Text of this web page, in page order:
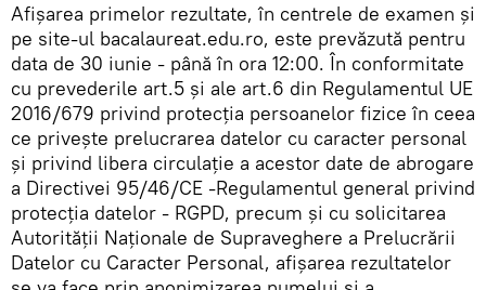
Afișarea primelor rezultate, în centrele de examen și
pe site-ul bacalaureat.edu.ro, este prevăzută pentru
data de 30 iunie - până în ora 12:00. În conformitate
cu prevederile art.5 și ale art.6 din Regulamentul UE
2016/679 privind protecția persoanelor fizice în ceea
ce privește prelucrarea datelor cu caracter personal
și privind libera circulație a acestor date de abrogare
a Directivei 95/46/CE -Regulamentul general privind
protecția datelor - RGPD, precum și cu solicitarea
Autorității Naționale de Supraveghere a Prelucrării
Datelor cu Caracter Personal, afișarea rezultatelor